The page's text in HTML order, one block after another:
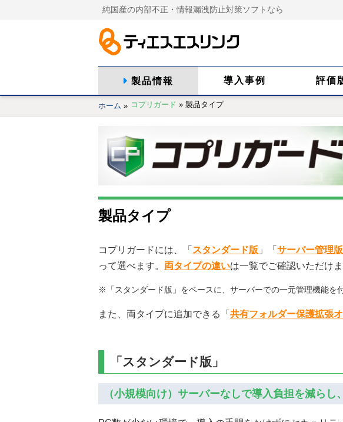
純国産の内部不正・情報漏洩防止対策ソフトなら
製品情報 導入事例 評価
ホーム » コプリガード »製品タイプ
製品タイプ
コプリガードには、「 スタンダード版 」「 サーバー管理版
って選べます。 両タイプの違いは一覧でご確認いただけま
※「スタンダード版」をベースに、サーバーでの一元管理機能を
また、両タイプに追加できる「 共有フォルダー保護拡張
「スタンダード版」
（小規模向け）サーバーなしで導入負担を減ら